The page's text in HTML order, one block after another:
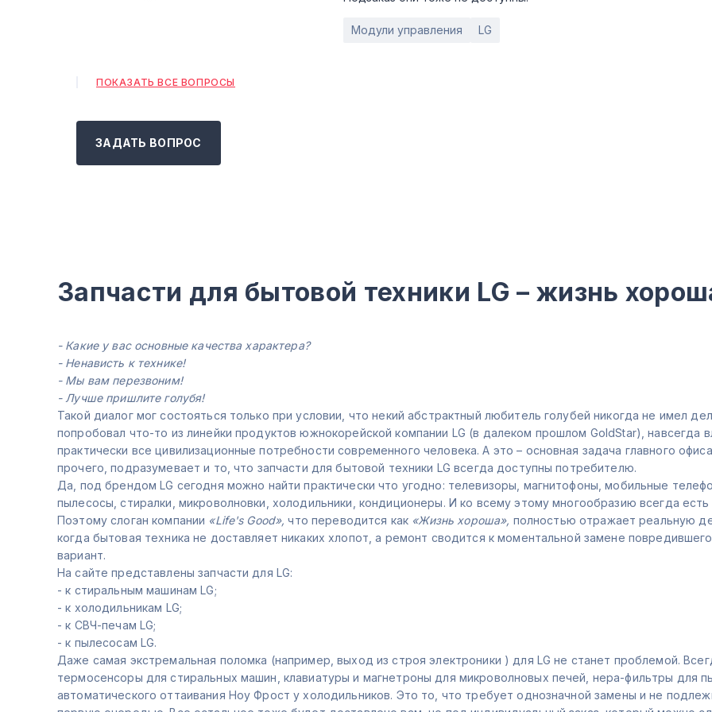
Модули управления LG
ПОКАЗАТЬ ВСЕ ВОПРОСЫ
ЗАДАТЬ ВОПРОС
Запчасти для бытовой техники LG – жизнь
- Какие у вас основные качества характера?
- Ненависть к технике!
- Мы вам перезвоним!
- Лучше пришлите голубя!
Такой диалог мог состояться только при условии, что некий абстрактный любитель голубей никогда не имел
попробовал что-то из линейки продуктов южнокорейской компании LG (в далеком прошлом GoldStar), навсегда
практически все цивилизационные потребности современного человека. А это – основная задача главного
прочего, подразумевает и то, что запчасти для бытовой техники LG всегда доступны потребителю.
Да, под брендом LG сегодня можно найти практически что угодно: телевизоры, магнитофоны, мобильные
пылесосы, стиралки, микроволновки, холодильники, кондиционеры. И ко всему этому многообразию всегда есть
Поэтому слоган компании «Life's Good», что переводится как «Жизнь хороша», полностью отражает реальную
когда бытовая техника не доставляет никаких хлопот, а ремонт сводится к моментальной замене
вариант.
На сайте представлены запчасти для LG:
- к стиральным машинам LG;
- к холодильникам LG;
- к СВЧ-печам LG;
- к пылесосам LG.
Даже самая экстремальная поломка (например, выход из строя электроники ) для LG не станет проблемой.
термосенсоры для стиральных машин, клавиатуры и магнетроны для микроволновых печей, нера-фильтры для
автоматического оттаивания Ноу Фрост у холодильников. Это то, что требует однозначной замены и не